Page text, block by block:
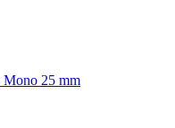
Mono 25 mm